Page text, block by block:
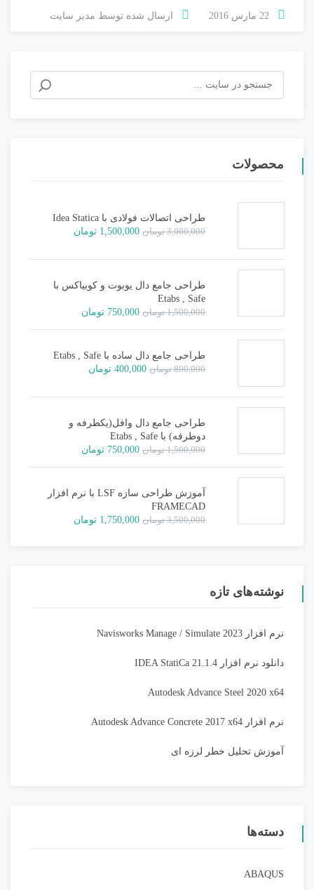
ارسال شده توسط مدیر سایت
برای:
محصولات
طراحی اتصالات فولادی با Idea Statica
3,000,000 تومان قیمت
3,000,000 تومان
1,500,000 تومانقیمت
1,500,000 تومان.
طراحی جامع دال یوبوت و کوبیاکس با
Etabs , Safe
1,500,000 تومان قیمت
بود.
750,000 تومانقیمت
طراحی جامع دال ساده با Etabs , Safe
800,000 تومان قیمت
800,000 تومان
400,000 تومانقیمت
400,000 تومان.
طراحی جامع دال وافل(یکطرفه و
دوطرفه) با Etabs , Safe
1,500,000 تومان قیمت
بود.
750,000 تومانقیمت
آموزش طراحی سازه LSF با نرم افزار
FRAMECAD
3,500,000 تومان قیمت
1,750,000 تومانقیمت
نوشته‌های تازه
نرم افزار Navisworks Manage / Simulate 2023
دانلود نرم افزار IDEA StatiCa 21.1.4
Autodesk Advance Steel 2020 x64
نرم افزار Autodesk Advance Concrete 2017 x64
آموزش تحلیل خطر لرزه ای
دسته‌ها
ABAQUS